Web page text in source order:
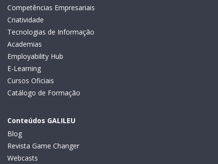
Competências Empresariais
Criatividade
Tecnologias de Informação
Academias
Employability Hub
E-Learning
Cursos Oficiais
Catálogo de Formação
Conteúdos GALILEU
Blog
Revista Game Changer
Webcasts